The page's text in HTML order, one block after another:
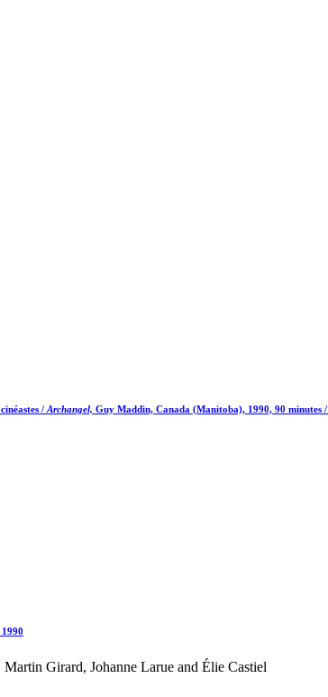
/ Archangel, Guy Maddin, Canada (Manitoba), 1990, 90 minutes /
Girard, Johanne Larue and Élie Castiel